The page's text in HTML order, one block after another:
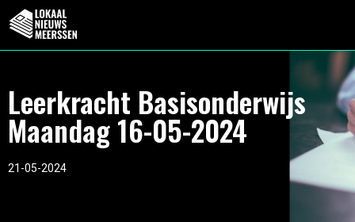
Leerkracht Basisonderwijs
Maandag 16-05-2024
21-05-2024